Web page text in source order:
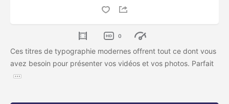
0
Ces titres de typographie modernes offrent tout ce dont vous
avez besoin pour présenter vos vidéos et vos photos. Parfait